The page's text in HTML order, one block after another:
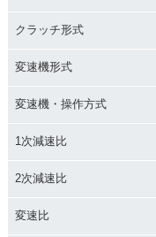
クラッチ形式
変速機形式
変速機・操作方式
1次減速比
2次減速比
変速比